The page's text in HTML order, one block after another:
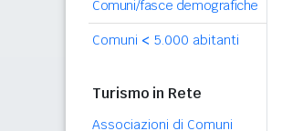
Comuni/fasce demografiche
Comuni < 5.000 abitanti
Turismo in Rete
Associazioni di Comuni